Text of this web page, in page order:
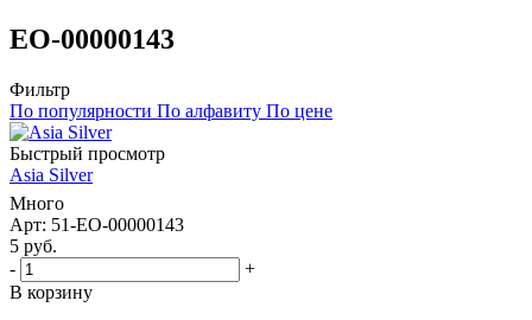
ЕО-00000143
Фильтр
По популярности По алфавиту По цене
Быстрый просмотр
Asia Silver
Много
Арт: 51-ЕО-00000143
5 руб.
-
+
В корзину